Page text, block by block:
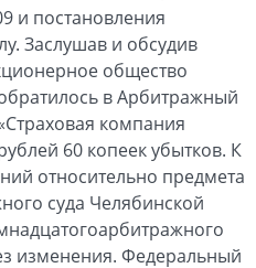
и постановления
Заслушав и обсудив
общество
в Арбитражный
компания
60 копеек убытков. К
относительно предмета
суда Челябинской
изменения. Федеральный